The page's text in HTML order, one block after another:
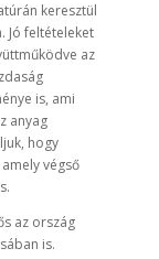
keresztül
Jó feltételeket
az
is, ami
anyag
hogy
végső
az ország
is.